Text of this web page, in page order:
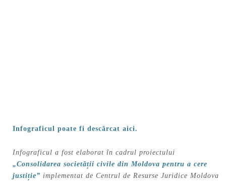
Infograficul poate fi descărcat aici.
Infograficul a fost elaborat în cadrul proiectului
„Consolidarea societății civile din Moldova pentru a cere
justiție” implementat de Centrul de Resurse Juridice Moldova